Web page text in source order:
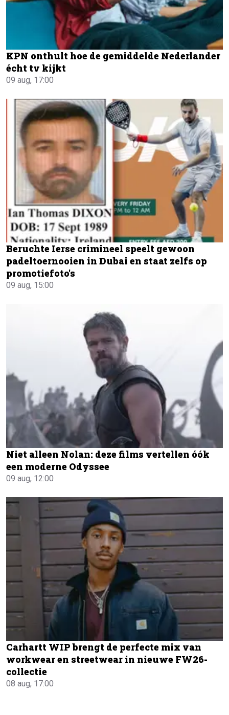
KPN onthult hoe de gemiddelde Nederlander
écht tv kijkt
09 aug, 17:00
Beruchte Ierse crimineel speelt gewoon
padeltoernooien in Dubai en staat zelfs op
promotiefoto's
09 aug, 15:00
Niet alleen Nolan: deze films vertellen óók
een moderne Odyssee
09 aug, 12:00
Carhartt WIP brengt de perfecte mix van
workwear en streetwear in nieuwe FW26-
collectie
08 aug, 17:00